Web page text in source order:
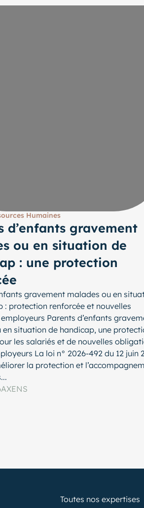
Humaines
d’enfants gravement
ou en situation de
: une protection
gravement malades ou en
: protection renforcée et nouvelles
Parents d’enfants
en situation de handicap, une
les salariés et de nouvelles
La loi n° 2026-492 du 12 juin
la protection et
AXENS
Toutes nos expertises